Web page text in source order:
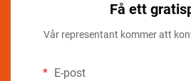
Få ett
Vår representant kommer att
E-post